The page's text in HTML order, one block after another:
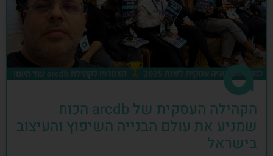
הקהילה העסקית של arcdb הכוח
שמניע את עולם הבנייה השיפוץ והעיצוב
בישראל